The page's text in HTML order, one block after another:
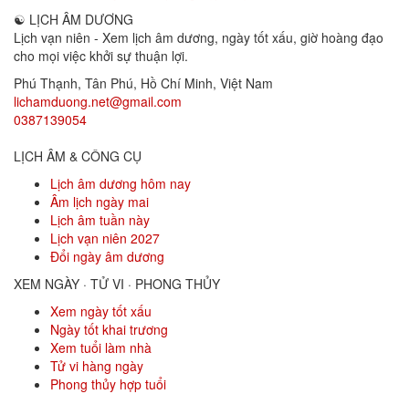
☯ LỊCH ÂM DƯƠNG
Lịch vạn niên - Xem lịch âm dương, ngày tốt xấu, giờ hoàng đạo
cho mọi việc khởi sự thuận lợi.
Phú Thạnh, Tân Phú, Hồ Chí Minh, Việt Nam
lichamduong.net@gmail.com
0387139054
LỊCH ÂM & CÔNG CỤ
Lịch âm dương hôm nay
Âm lịch ngày mai
Lịch âm tuần này
Lịch vạn niên 2027
Đổi ngày âm dương
XEM NGÀY · TỬ VI · PHONG THỦY
Xem ngày tốt xấu
Ngày tốt khai trương
Xem tuổi làm nhà
Tử vi hàng ngày
Phong thủy hợp tuổi